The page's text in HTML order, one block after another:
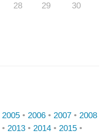
28 29
30
2005 • 2006 • 2007 • 2008
• 2013 • 2014 • 2015 •